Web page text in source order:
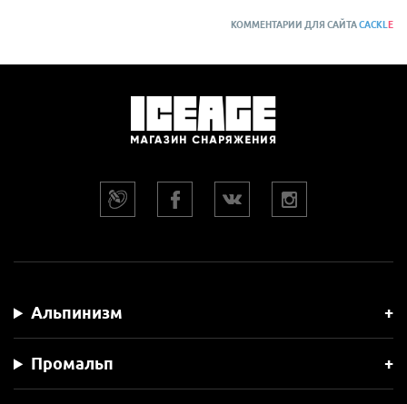
КОММЕНТАРИИ ДЛЯ САЙТАCACKL E
Альпинизм
Промальп